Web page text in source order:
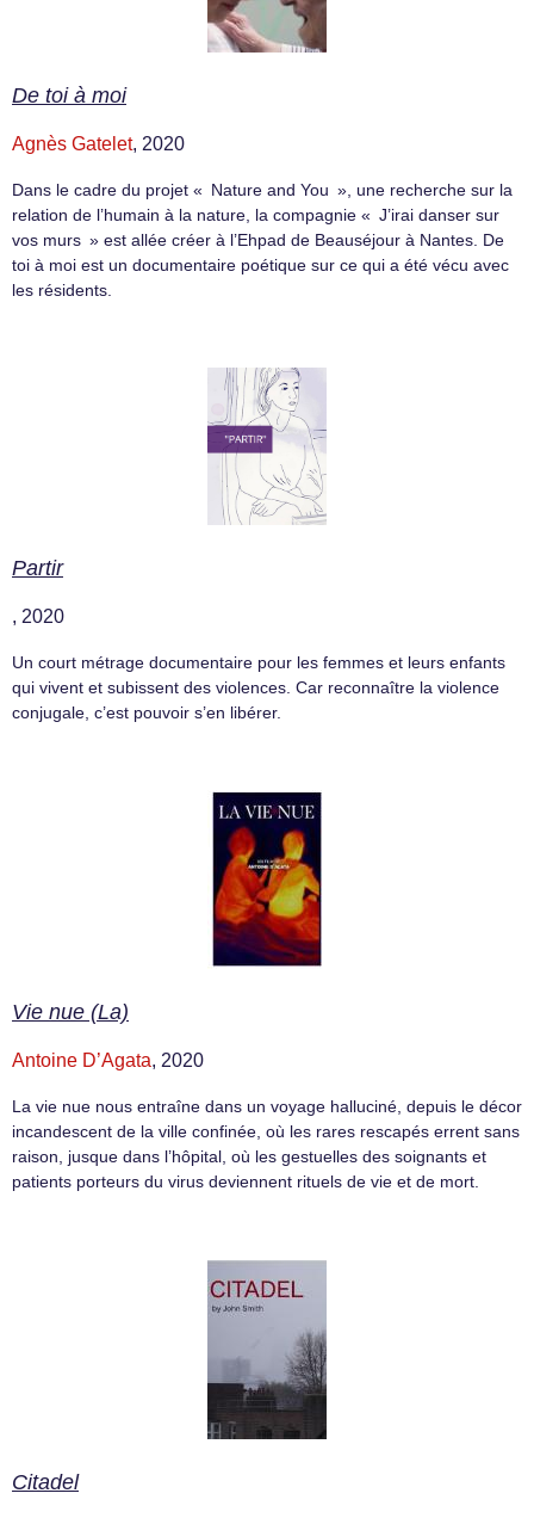
De toi à moi
Agnès Gatelet, 2020
Dans le cadre du projet « Nature and You », une recherche sur la
relation de l’humain à la nature, la compagnie « J’irai danser sur
vos murs » est allée créer à l’Ehpad de Beauséjour à Nantes. De
toi à moi est un documentaire poétique sur ce qui a été vécu avec
les résidents.
Partir
, 2020
Un court métrage documentaire pour les femmes et leurs enfants
qui vivent et subissent des violences. Car reconnaître la violence
conjugale, c’est pouvoir s’en libérer.
Vie nue (La)
Antoine D’Agata, 2020
La vie nue nous entraîne dans un voyage halluciné, depuis le décor
incandescent de la ville confinée, où les rares rescapés errent sans
raison, jusque dans l’hôpital, où les gestuelles des soignants et
patients porteurs du virus deviennent rituels de vie et de mort.
Citadel